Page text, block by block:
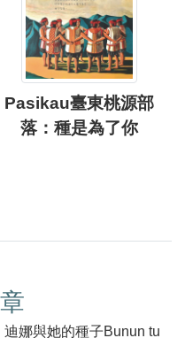
Pasikau臺東桃源部
落：種是為了你
迪娜與她的種子Bunun tu